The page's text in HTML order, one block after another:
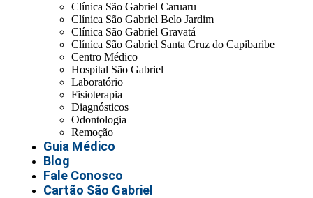
Clínica São Gabriel Caruaru
Clínica São Gabriel Belo Jardim
Clínica São Gabriel Gravatá
Clínica São Gabriel Santa Cruz do Capibaribe
Centro Médico
Hospital São Gabriel
Laboratório
Fisioterapia
Diagnósticos
Odontologia
Remoção
Guia Médico
Blog
Fale Conosco
Cartão São Gabriel